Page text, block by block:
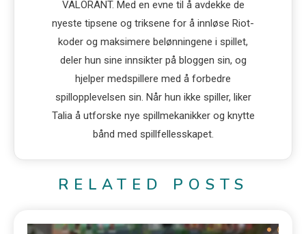
VALORANT. Med en evne til å avdekke de
nyeste tipsene og triksene for å innløse Riot-
koder og maksimere belønningene i spillet,
deler hun sine innsikter på bloggen sin, og
hjelper medspillere med å forbedre
spillopplevelsen sin. Når hun ikke spiller, liker
Talia å utforske nye spillmekanikker og knytte
bånd med spillfellesskapet.
RELATED POSTS